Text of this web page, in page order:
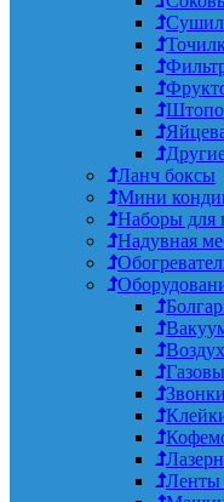
Ланч боксы
Мини
Наборы для
Надувная
Ленты